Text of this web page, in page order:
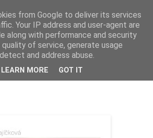
from Google to deliver its services
Your IP address and user-agent are
along with performance and security
of service, generate usage
and address abuse.
LEARN MORE GOT IT